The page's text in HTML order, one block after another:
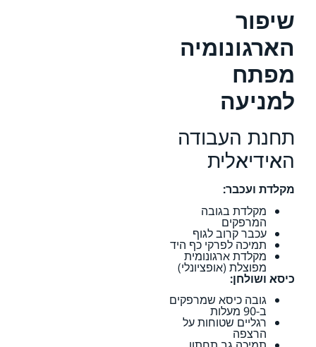
שיפור
הארגונומיה
מפתח
למניעה
תחנת העבודה
האידיאלית
מקלדת ועכבר:
מקלדת בגובה
המרפקים
עכבר קרוב לגוף
תמיכה לפרקי כף היד
מקלדת ארגונומית
מפוצלת (אופציונלי)
כיסא ושולחן:
גובה כיסא שמרפקים
ב-90 מעלות
רגליים שטוחות על
הרצפה